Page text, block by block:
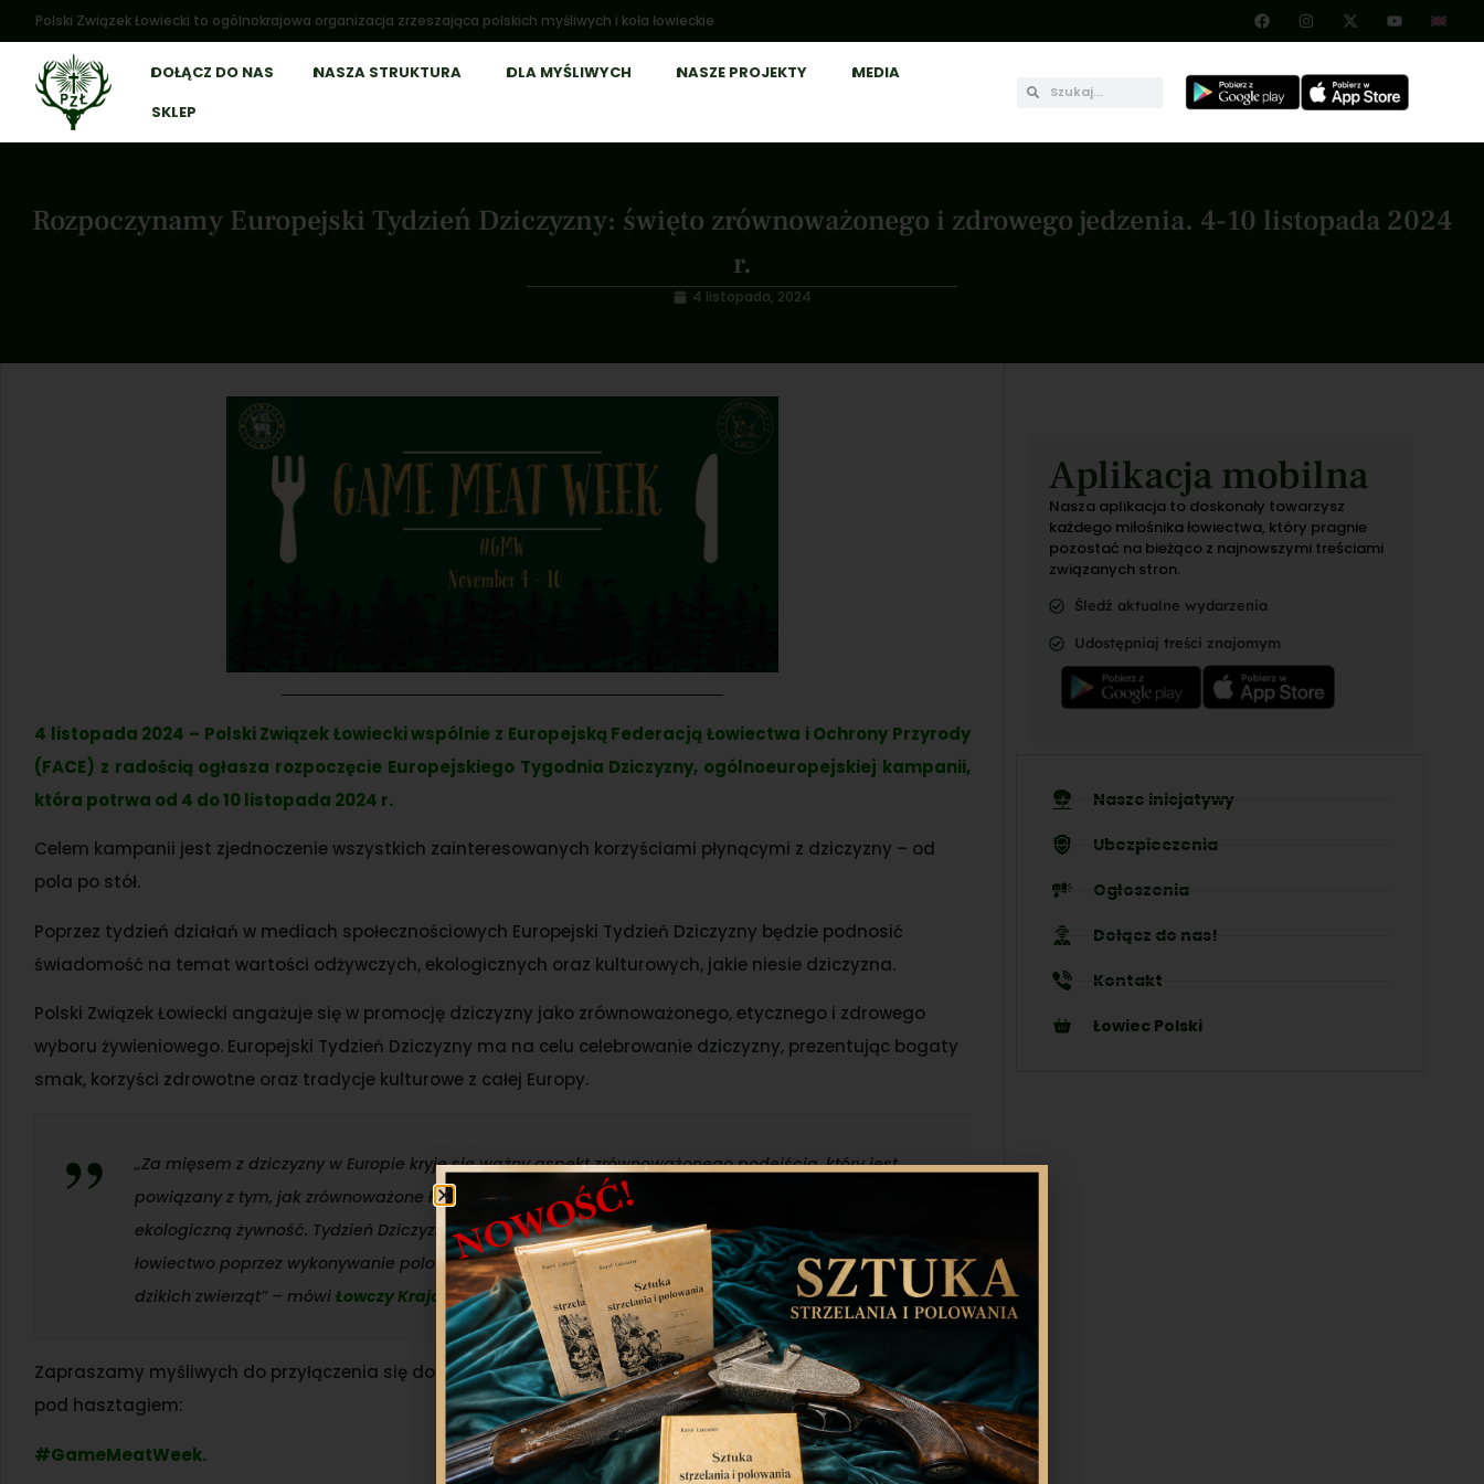
Polski Związek Łowiecki to ogólnokrajowa organizacja zrzeszająca polskich myśliwych i koła łowieckie
DOŁĄCZ DO NAS NASZA STRUKTURA DLA MYŚLIWYCH NASZE PROJEKTY
MEDIA
SKLEP
Rozpoczynamy Europejski Tydzień Dziczyzny: święto zrównoważonego i zdrowego jedzenia. 4-10 listopada 2024
r.
4 listopada, 2024
4 listopada 2024 – Polski Związek Łowiecki wspólnie z Europejską Federacją Łowiectwa i Ochrony Przyrody
(FACE) z radością ogłasza rozpoczęcie Europejskiego Tygodnia Dziczyzny, ogólnoeuropejskiej kampanii,
która potrwa od 4 do 10 listopada 2024 r.
Celem kampanii jest zjednoczenie wszystkich zainteresowanych korzyściami płynącymi z dziczyzny – od
pola po stół.
Poprzez tydzień działań w mediach społecznościowych Europejski Tydzień Dziczyzny będzie podnosić
świadomość na temat wartości odżywczych, ekologicznych oraz kulturowych, jakie niesie dziczyzna.
Polski Związek Łowiecki angażuje się w promocję dziczyzny jako zrównoważonego, etycznego i zdrowego
wyboru żywieniowego. Europejski Tydzień Dziczyzny ma na celu celebrowanie dziczyzny, prezentując bogaty
smak, korzyści zdrowotne oraz tradycje kulturowe z całej Europy.
„Za mięsem z dziczyzny w Europie kryje się ważny aspekt zrównoważonego podejścia, który jest
powiązany z tym, jak zrównoważone łowiectwo wspiera bioróżnorodność, zdrowie ekosystemów i
ekologiczną żywność. Tydzień Dziczyzny pomoże podzielić się wiedzą o pozytywnej roli jaką
łowiectwo poprzez wykonywanie polowań odgrywa na rzecz zachowania i zarządzania populacji
dzikich zwierząt” – mówi Łowczy Krajowy Eugeniusz Grzeszczak.
Zapraszamy myśliwych do przyłączenia się do kampanii, promując dziczyznę w mediach społecznościowych
pod hasztagiem:
#GameMeatWeek.
Aplikacja mobilna
Nasza aplikacja to doskonały towarzysz
każdego miłośnika łowiectwa, który pragnie
pozostać na bieżąco z najnowszymi treściami
związanych stron.
Śledź aktualne wydarzenia
Udostępniaj treści znajomym
Nasze inicjatywy
Ubezpieczenia
Ogłoszenia
Dołącz do nas!
Kontakt
Łowiec Polski